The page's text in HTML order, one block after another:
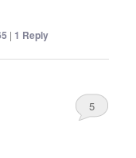
| 1 Reply
5